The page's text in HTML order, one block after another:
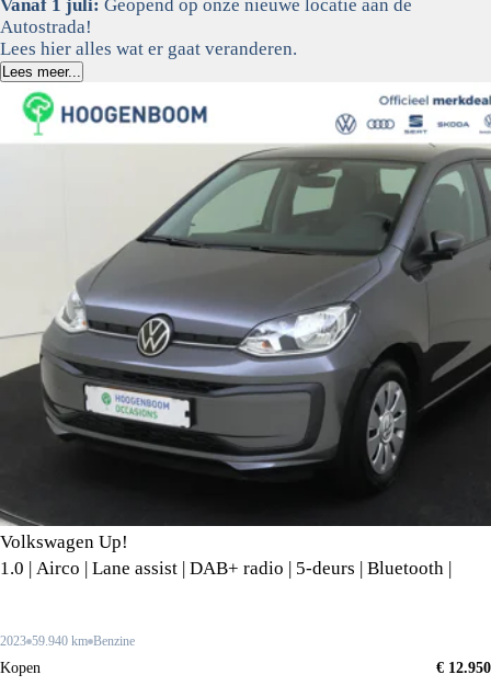
Vanaf 1 juli: Geopend op onze nieuwe locatie aan de
Autostrada!
Lees hier alles wat er gaat veranderen.
Lees meer...
Volkswagen Up!
1.0 | Airco | Lane assist | DAB+ radio | 5-deurs | Bluetooth |
2023 59.940 km Benzine
Kopen
€ 12.950